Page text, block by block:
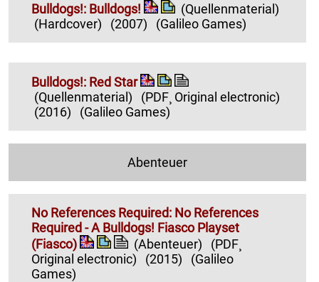
Bulldogs!: Bulldogs!
(Quellenmaterial)
(Hardcover)
(2007) (Galileo Games)
Bulldogs!: Red Star
(Quellenmaterial)
(PDF¸ Original electronic)
(2016)
(Galileo Games)
Abenteuer
No References Required: No References
Required - A Bulldogs! Fiasco Playset
(Fiasco)
(Abenteuer)
(PDF¸
Original electronic)
(2015)
(Galileo
Games)